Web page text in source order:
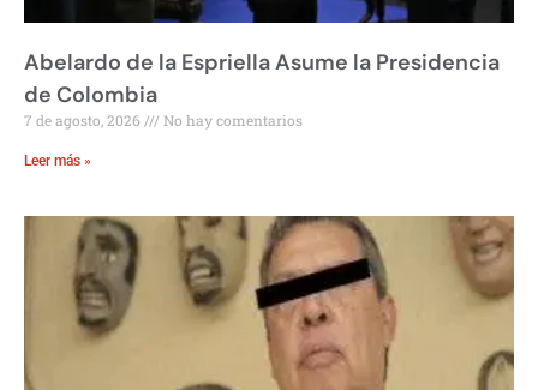
Abelardo de la Espriella Asume la Presidencia
de Colombia
7 de agosto, 2026 No hay comentarios
Leer más »